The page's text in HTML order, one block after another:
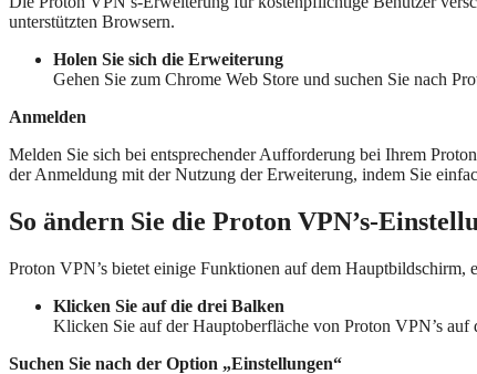
unterstützten Browsern.
Holen Sie sich die Erweiterung
Gehen Sie zum Chrome Web Store und suchen Sie nach
Anmelden
Melden Sie sich bei entsprechender Aufforderung bei Ihrem
der Anmeldung mit der Nutzung der Erweiterung, indem Sie
So ändern Sie die Proton VPN’s-
Proton VPN’s bietet einige Funktionen auf dem
Klicken Sie auf die drei Balken
Klicken Sie auf der Hauptoberfläche von Proton VPN’s
Suchen Sie nach der Option „Einstellungen“